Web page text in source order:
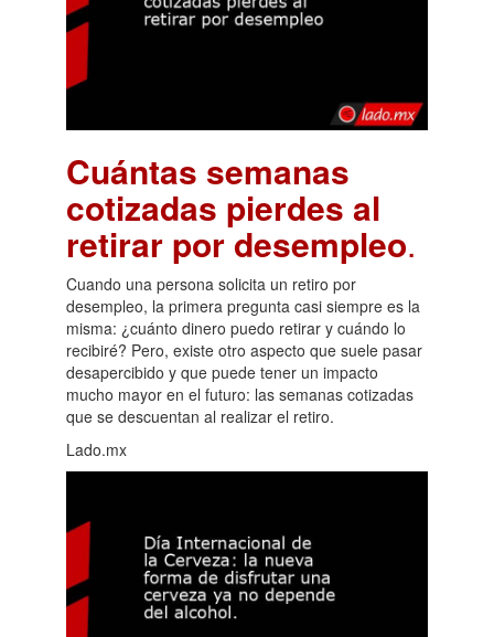
Cuántas semanas
cotizadas pierdes al
retirar por desempleo.
Cuando una persona solicita un retiro por
desempleo, la primera pregunta casi siempre es la
misma: ¿cuánto dinero puedo retirar y cuándo lo
recibiré? Pero, existe otro aspecto que suele pasar
desapercibido y que puede tener un impacto
mucho mayor en el futuro: las semanas cotizadas
que se descuentan al realizar el retiro.
Lado.mx